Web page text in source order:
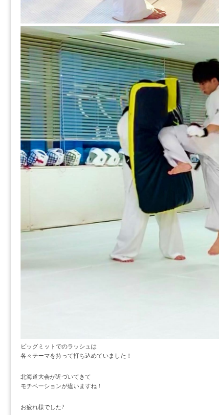
ビッグミットでのラッシュは
各々テーマを持って打ち込めていました！
北海道大会が近づいてきて
モチベーションが違いますね！
お疲れ様でした?